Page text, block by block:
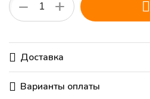
+
−
Доставка
Варианты оплаты